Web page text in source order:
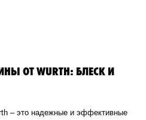
ОТ WURTH: БЛЕСК И
– это надежные и эффективные